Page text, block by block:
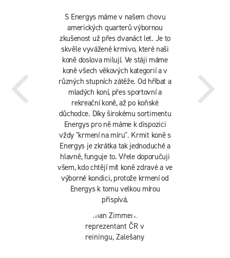
S Energys máme v našem chovu
amerických quarterů výbornou
zkušenost už přes dvanáct let. Je to
skvěle vyvážené krmivo, které naši
koně doslova milují. Ve stáji máme
koně všech věkových kategorií a v
různých stupních zátěže. Od hříbat a
mladých koní, přes sportovní a
rekreační koně, až po koňské
důchodce. Díky širokému sortimentu
Energys pro ně máme k dispozici
vždy "krmení na míru". Krmit koně s
Energys je zkrátka tak jednoduché a
hlavně, funguje to. Vřele doporučuji
všem, kdo chtějí mít koně zdravé a ve
výborné kondici, protože krmení od
Energys k tomu velkou mírou
přispívá.